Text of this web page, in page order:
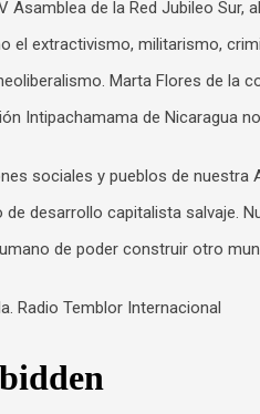
Asamblea de la Red Jubileo Sur,
el extractivismo, militarismo,
Marta Flores de la
Intipachamama de Nicaragua
sociales y pueblos de nuestra
desarrollo capitalista salvaje.
de poder construir otro
Radio Temblor Internacional